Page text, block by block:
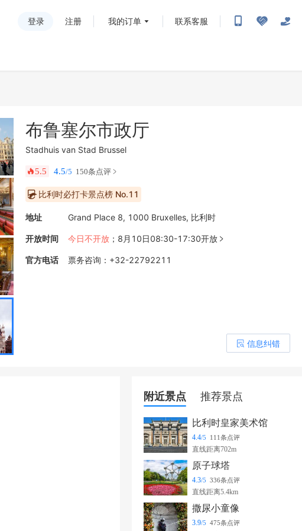
登录 注册 我的订单 联系客服
布鲁塞尔市政厅
Stadhuis van Stad Brussel
󰺂 5.5 4.5/5 150条点评
󰥫比利时必打卡景点榜 No.11
地址 Grand Place 8, 1000 Bruxelles, 比利时
开放时间 今日不开放 ； 8月10日08:30-17:30开放 
官方电话 票务咨询 ： +32-22792211
󰎒 信息纠错
附近景点 推荐景点
比利时皇家美术馆
4.4/5 111条点评
直线距离702m
原子球塔
4.3/5 336条点评
直线距离5.4km
撒尿小童像
3.9/5 475条点评